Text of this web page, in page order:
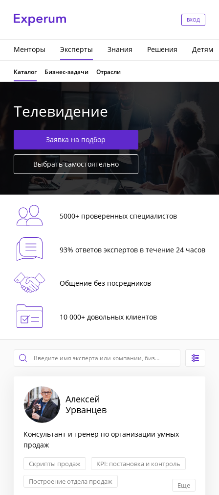
ВХОД
Менторы Эксперты Знания Решения Детям
Каталог Бизнес-задачи Отрасли
Телевидение
Заявка на подбор
Выбрать самостоятельно
5000+ проверенных специалистов
93% ответов экспертов в течение 24 часов
Общение без посредников
10 000+ довольных клиентов
Алексей
Урванцев
Консультант и тренер по организации умных
продаж
Скрипты продаж
KPI: постановка и контроль
Построение отдела продаж
Еще